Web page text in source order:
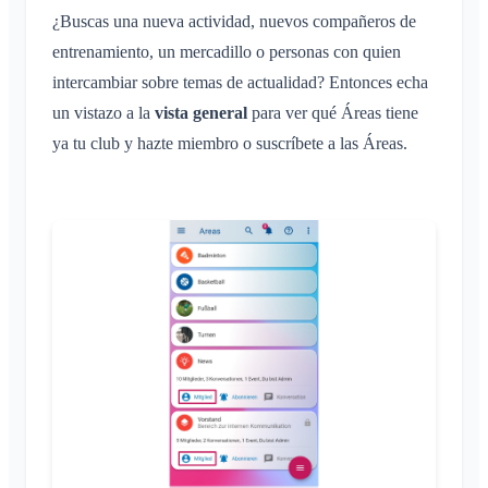
Guía de solución de problemas
Inscripción de niños e invitados
Compartir ubicación
Calendario personal
Conversación de evento
Confirmación de lectura
Eliminar mensaje
Perfiles de notificación
Áreas
¿Qué es un Área?
¿Qué es un grupo de áreas?
Crear un Área
Unirse a un Área
Cuenta y ajustes
Varios Klubraums
Klubraum adicional
Abandonar un Klubraum
Cambiar el nombre
Cambiar el correo electrónico
Inicio rápido para administradores
Administradores adicionales
Invitar a miembros
Navegadores compatibles
Preguntas frecuentes
¿Buscas una nueva actividad, nuevos compañeros de
entrenamiento, un mercadillo o personas con quien
intercambiar sobre temas de actualidad? Entonces echa
un vistazo a la vista general para ver qué Áreas tiene
ya tu club y hazte miembro o suscríbete a las Áreas.